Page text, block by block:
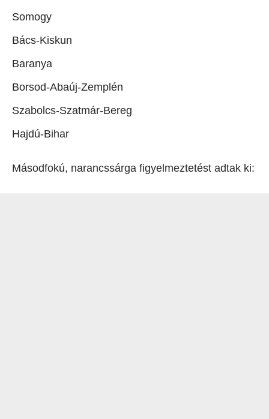
Somogy
Bács-Kiskun
Baranya
Borsod-Abaúj-Zemplén
Szabolcs-Szatmár-Bereg
Hajdú-Bihar
Másodfokú, narancssárga figyelmeztetést adtak ki: